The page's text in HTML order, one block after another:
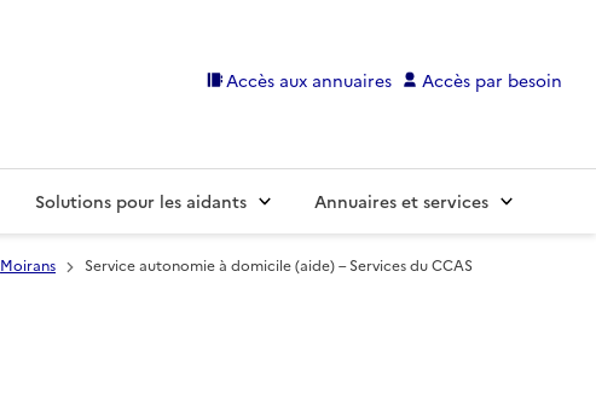
Accès aux annuaires Accès par besoin
Solutions pour les aidants Annuaires et services
Moirans Service autonomie à domicile (aide) – Services du CCAS